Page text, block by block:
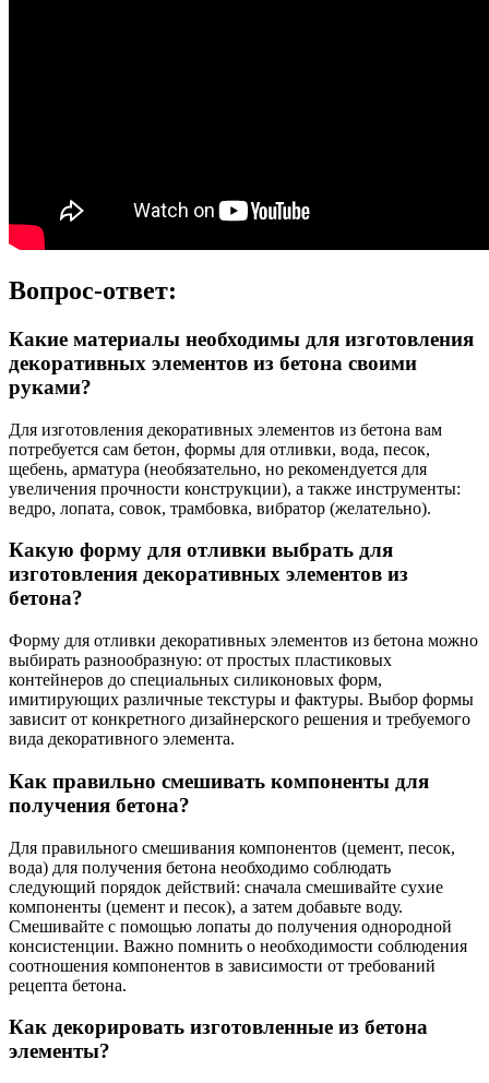
Вопрос-ответ:
Какие материалы необходимы для изготовления
декоративных элементов из бетона своими
руками?
Для изготовления декоративных элементов из бетона вам
потребуется сам бетон, формы для отливки, вода, песок,
щебень, арматура (необязательно, но рекомендуется для
увеличения прочности конструкции), а также инструменты:
ведро, лопата, совок, трамбовка, вибратор (желательно).
Какую форму для отливки выбрать для
изготовления декоративных элементов из
бетона?
Форму для отливки декоративных элементов из бетона можно
выбирать разнообразную: от простых пластиковых
контейнеров до специальных силиконовых форм,
имитирующих различные текстуры и фактуры. Выбор формы
зависит от конкретного дизайнерского решения и требуемого
вида декоративного элемента.
Как правильно смешивать компоненты для
получения бетона?
Для правильного смешивания компонентов (цемент, песок,
вода) для получения бетона необходимо соблюдать
следующий порядок действий: сначала смешивайте сухие
компоненты (цемент и песок), а затем добавьте воду.
Смешивайте с помощью лопаты до получения однородной
консистенции. Важно помнить о необходимости соблюдения
соотношения компонентов в зависимости от требований
рецепта бетона.
Как декорировать изготовленные из бетона
элементы?